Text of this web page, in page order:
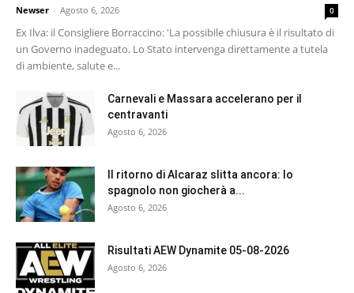
Newser - Agosto 6, 2026 0
Ex Ilva: il Consigliere Borraccino: 'La possibile chiusura è il risultato di
un Governo inadeguato. Lo Stato intervenga direttamente a tutela
di ambiente, salute e...
Carnevali e Massara accelerano per il
centravanti
Agosto 6, 2026
Il ritorno di Alcaraz slitta ancora: lo
spagnolo non giocherà a...
Agosto 6, 2026
Risultati AEW Dynamite 05-08-2026
Agosto 6, 2026